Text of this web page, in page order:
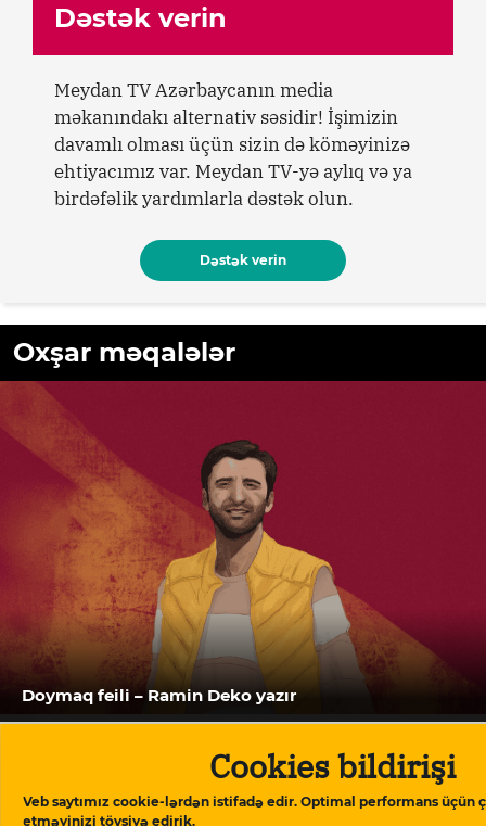
Cookies bildirişi
Veb saytımız cookie-lərdən istifadə edir. Optimal performans üçün
etməyinizi tövsiyə edirik.
Dəstək verin
Meydan TV Azərbaycanın media
məkanındakı alternativ səsidir! İşimizin
davamlı olması üçün sizin də köməyinizə
ehtiyacımız var. Meydan TV-yə aylıq və ya
birdəfəlik yardımlarla dəstək olun.
Dəstək verin
Oxşar məqalələr
Doymaq feili – Ramin Deko yazır